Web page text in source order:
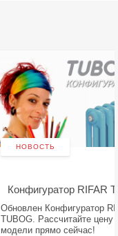
НОВОСТЬ
Конфигуратор RIFAR
Обновлен Конфигуратор
TUBOG. Рассчитайте цену
модели прямо сейчас!